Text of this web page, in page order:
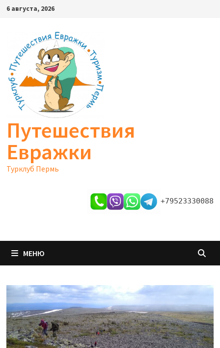
Перейти
содержимому
6 августа, 2026
Путешествия
Евражки
Турклуб Пермь
+79523330088
МЕНЮ